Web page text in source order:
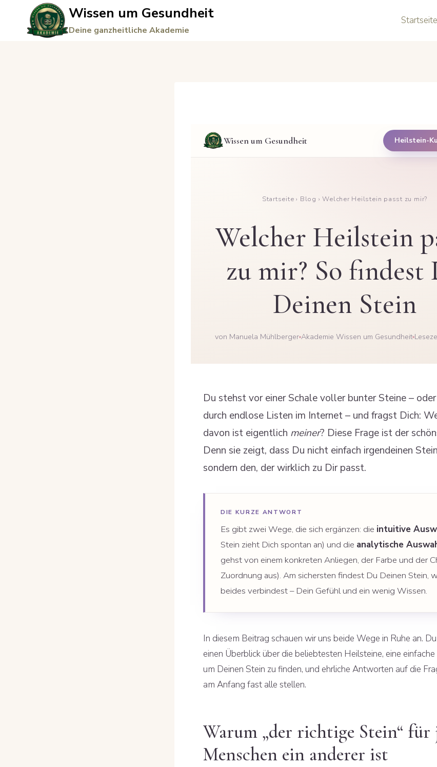
springen
Wissen um Gesundheit
Deine ganzheitliche Akademie
Startseite
Wissen um Gesundheit Heilstein-
Startseite › Blog › Welcher Heilstein passt zu mir?
Welcher Heilstein
zu mir? So findest
Deinen Stein
von Manuela Mühlberger Akademie Wissen um Gesundheit
Du stehst vor einer Schale voller bunter Steine –
durch endlose Listen im Internet – und fragst Dich:
davon ist eigentlich meiner? Diese Frage ist der
Denn sie zeigt, dass Du nicht einfach irgendeinen
sondern den, der wirklich zu Dir passt.
DIE KURZE ANTWORT
Es gibt zwei Wege, die sich ergänzen: die intuitive
Stein zieht Dich spontan an) und die analytische
gehst von einem konkreten Anliegen, der Farbe und der
Zuordnung aus). Am sichersten findest Du Deinen Stein,
beides verbindest – Dein Gefühl und ein wenig Wissen.
In diesem Beitrag schauen wir uns beide Wege in Ruhe an.
einen Überblick über die beliebtesten Heilsteine, eine
um Deinen Stein zu finden, und ehrliche Antworten auf die
am Anfang fast alle stellen.
Warum „der richtige Stein“ für
Menschen ein anderer ist